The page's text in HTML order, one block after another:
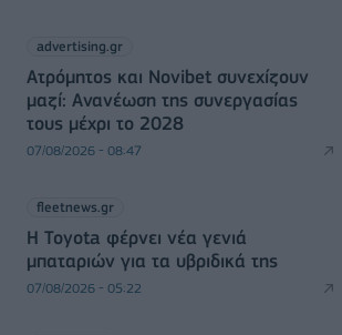
advertising.gr
Ατρόμητος και Novibet συνεχίζουν
μαζί: Ανανέωση της συνεργασίας
τους μέχρι το 2028
07/08/2026 - 08:47
fleetnews.gr
Η Toyota φέρνει νέα γενιά
μπαταριών για τα υβριδικά της
07/08/2026 - 05:22